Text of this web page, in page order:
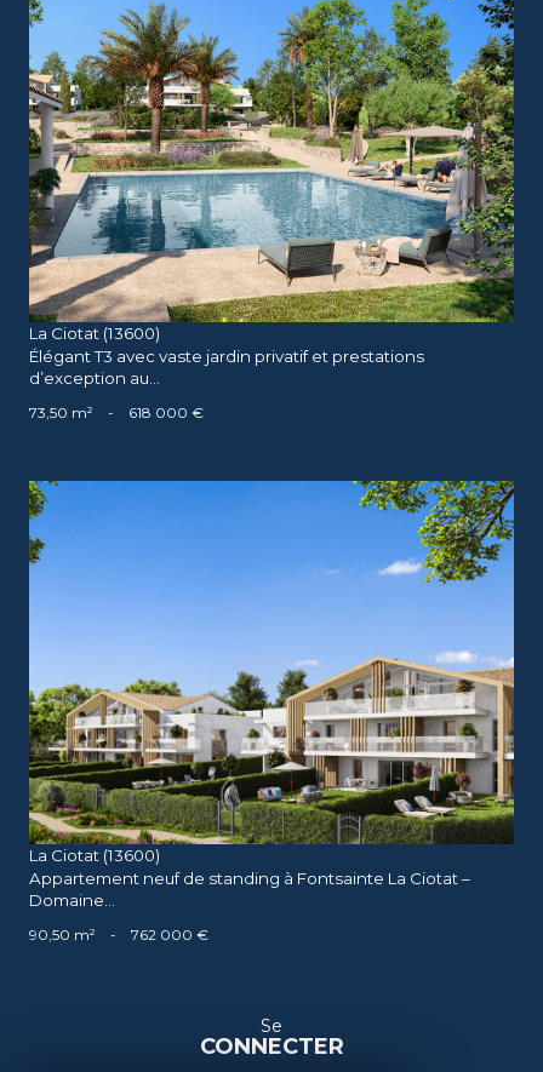
voir le bien
La Ciotat (13600)
Élégant T3 avec vaste jardin privatif et prestations
d’exception au...
73,50 m² - 618 000 €
voir le bien
La Ciotat (13600)
Appartement neuf de standing à Fontsainte La Ciotat –
Domaine...
90,50 m² - 762 000 €
Se
CONNECTER